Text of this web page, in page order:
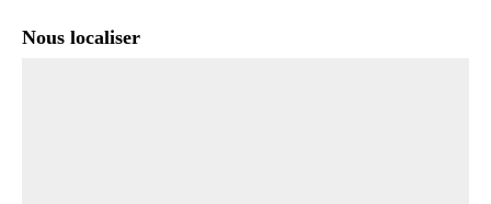
Nous localiser